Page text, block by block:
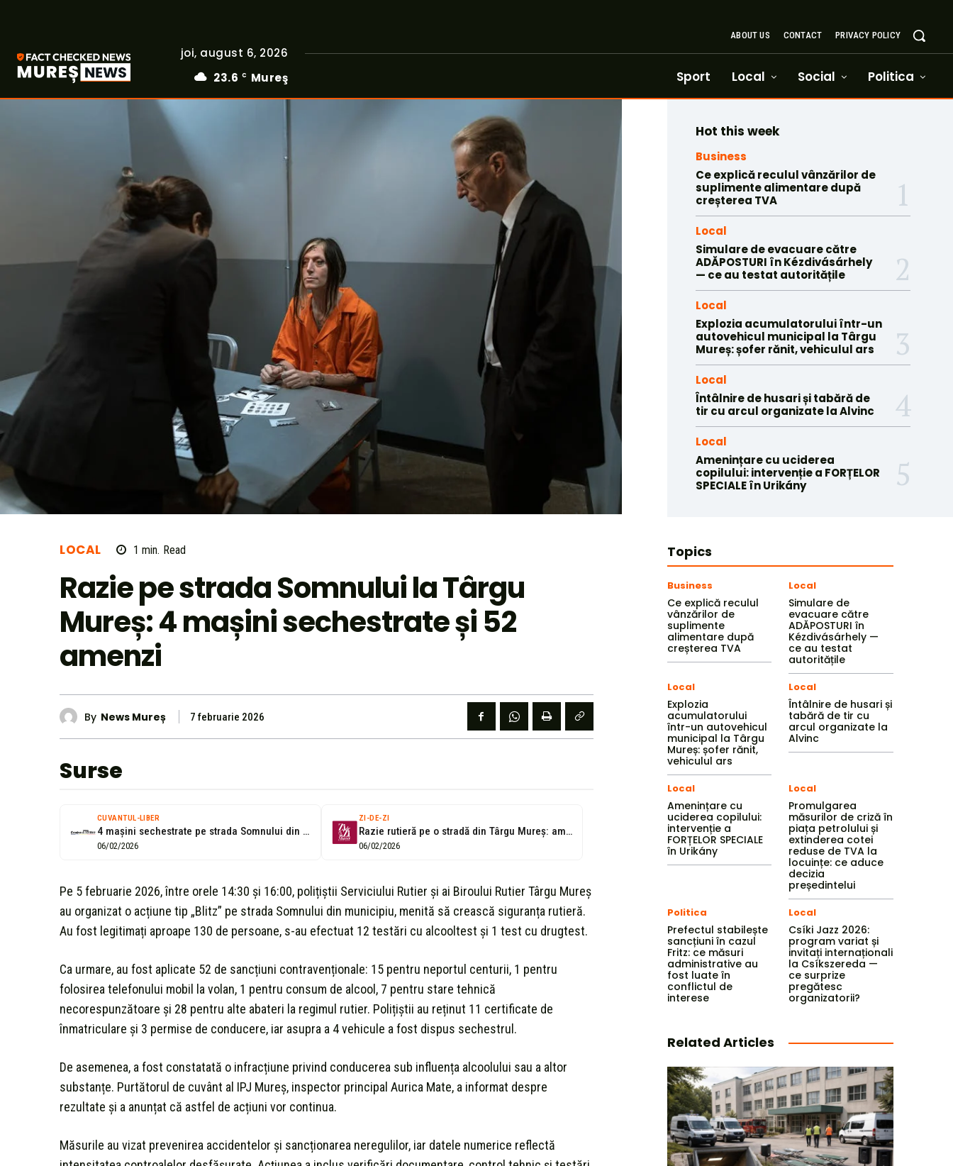
joi, august 6, 2026
23.6 C Mureş
ABOUT US CONTACT PRIVACY POLICY
Sport Local Social Politica
LOCAL 1 min. Read
Razie pe strada Somnului la Târgu
Mureș: 4 mașini sechestrate și 52
amenzi
By News Mureș 7 februarie 2026
Surse
CUVANTUL-LIBER
4 maşini sechestrate pe strada Somnului din Târgu Mureş
06/02/2026
ZI-DE-ZI
Razie rutieră pe o stradă din Târgu Mureș: amenzi, infracțiuni și vehicule...
06/02/2026
Pe 5 februarie 2026, între orele 14:30 și 16:00, polițiștii Serviciului Rutier și ai Biroului Rutier Târgu Mureș
au organizat o acțiune tip „Blitz” pe strada Somnului din municipiu, menită să crească siguranța rutieră.
Au fost legitimați aproape 130 de persoane, s-au efectuat 12 testări cu alcooltest și 1 test cu drugtest.
Ca urmare, au fost aplicate 52 de sancțiuni contravenționale: 15 pentru neportul centurii, 1 pentru
folosirea telefonului mobil la volan, 1 pentru consum de alcool, 7 pentru stare tehnică
necorespunzătoare și 28 pentru alte abateri la regimul rutier. Polițiștii au reținut 11 certificate de
înmatriculare și 3 permise de conducere, iar asupra a 4 vehicule a fost dispus sechestrul.
De asemenea, a fost constatată o infracțiune privind conducerea sub influența alcoolului sau a altor
substanțe. Purtătorul de cuvânt al IPJ Mureș, inspector principal Aurica Mate, a informat despre
rezultate și a anunțat că astfel de acțiuni vor continua.
Măsurile au vizat prevenirea accidentelor și sancționarea neregulilor, iar datele numerice reflectă
Hot this week
Business
Ce explică reculul vânzărilor de
suplimente alimentare după
creșterea TVA
Local
Simulare de evacuare către
ADĂPOSTURI în Kézdivásárhely
— ce au testat autoritățile
Local
Explozia acumulatorului într-un
autovehicul municipal la Târgu
Mureș: șofer rănit, vehiculul ars
Local
Întâlnire de husari și tabără de
tir cu arcul organizate la Alvinc
Local
Amenințare cu uciderea
copilului: intervenție a FORȚELOR
SPECIALE în Urikány
Topics
Business
Ce explică reculul
vânzărilor de
suplimente
alimentare după
creșterea TVA
Local
Simulare de
evacuare către
ADĂPOSTURI în
Kézdivásárhely —
ce au testat
autoritățile
Local
Explozia
acumulatorului
într-un autovehicul
municipal la Târgu
Mureș: șofer rănit,
vehiculul ars
Local
Întâlnire de husari și
tabără de tir cu
arcul organizate la
Alvinc
Local
Amenințare cu
uciderea copilului:
intervenție a
FORȚELOR SPECIALE
în Urikány
Local
Promulgarea
măsurilor de criză în
piața petrolului și
extinderea cotei
reduse de TVA la
locuințe: ce aduce
decizia
președintelui
Politica
Prefectul stabilește
sancțiuni în cazul
Fritz: ce măsuri
administrative au
fost luate în
conflictul de
interese
Local
Csíki Jazz 2026:
program variat și
invitați internaționali
la Csíkszereda —
ce surprize
pregătesc
organizatorii?
Related Articles